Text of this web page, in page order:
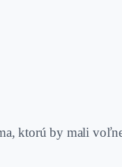
ktorú by mali